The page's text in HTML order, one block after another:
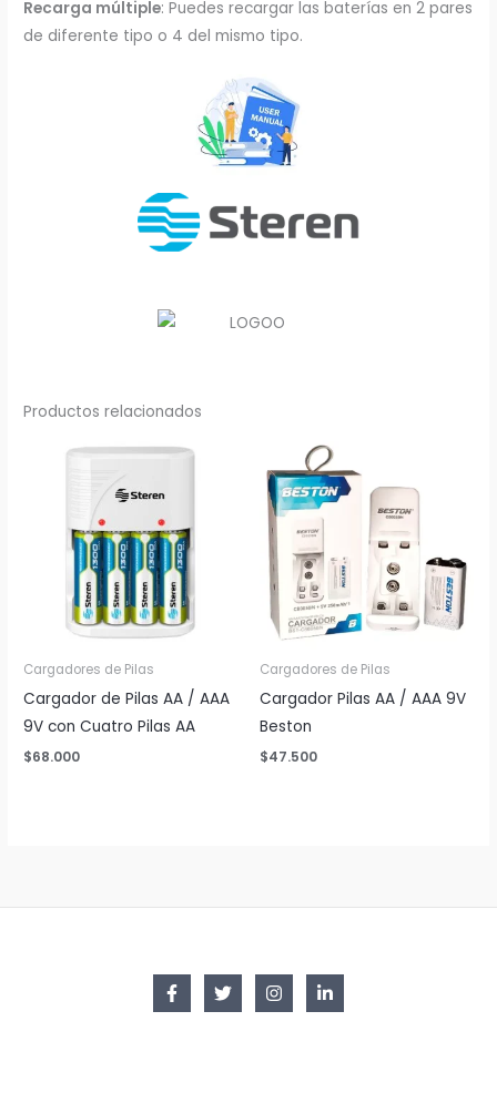
Recarga múltiple: Puedes recargar las baterías en 2 pares
de diferente tipo o 4 del mismo tipo.
Productos relacionados
Cargadores de Pilas
Cargador de Pilas AA / AAA
9V con Cuatro Pilas AA
$68.000
Cargadores de Pilas
Cargador Pilas AA / AAA 9V
Beston
$47.500